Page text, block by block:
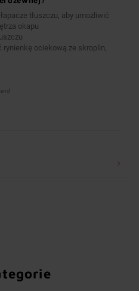
tłuszczu, aby umożliwić
okapu
rynienkę ociekową ze skroplin,